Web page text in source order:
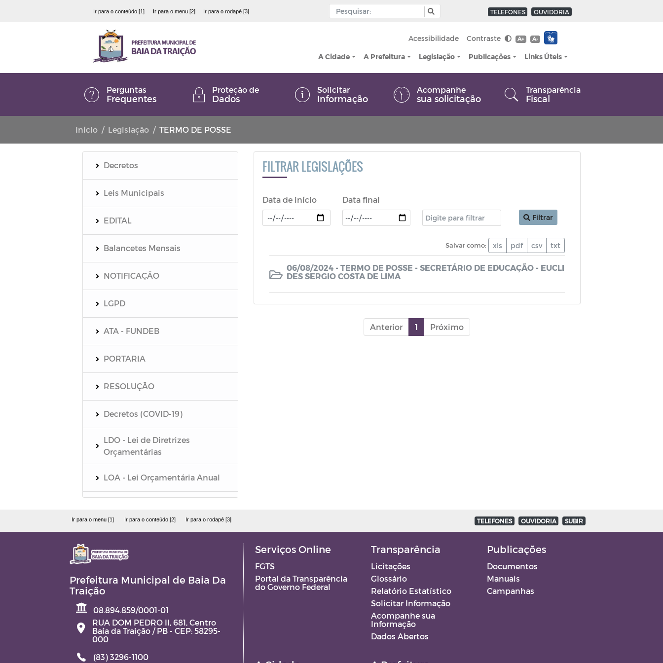
Ir para o conteúdo [1] Ir para o menu [2] Ir para o rodapé [3] TELEFONES OUVIDORIA
Acessibilidade Contraste A+ A-
A Cidade A Prefeitura Legislação Publicações Links Úteis
Perguntas
Frequentes
Proteção de
Dados
Solicitar
Informação
Acompanhe
sua solicitação
Transparência
Fiscal
Início Legislação TERMO DE POSSE
Decretos
Leis Municipais
EDITAL
Balancetes Mensais
NOTIFICAÇÃO
LGPD
ATA - FUNDEB
PORTARIA
RESOLUÇÃO
Decretos (COVID-19)
LDO - Lei de Diretrizes
Orçamentárias
LOA - Lei Orçamentária Anual
Relatório de Gestão Fiscal - RGF
Relatório Resumido da
Quadro Detalhado da Despesa -
QDD
PCA - Prestação de Contas
Anual
FILTRAR LEGISLAÇÕES
Data de início Data final
Filtrar
Salvar como: xls pdf csv txt
06/08/2024 - TERMO DE POSSE - SECRETÁRIO DE EDUCAÇÃO - EUCLI
DES SERGIO COSTA DE LIMA
Anterior 1 Próximo
Ir para o menu [1] Ir para o conteúdo [2] Ir para o rodapé [3] TELEFONES OUVIDORIA SUBIR
Prefeitura Municipal de Baia Da
Traição
08.894.859/0001-01
RUA DOM PEDRO II, 681, Centro
Baía da Traição / PB - CEP: 58295-
000
(83) 3296-1100
Serviços Online
FGTS
Portal da Transparência
do Governo Federal
Transparência
Licitações
Glossário
Relatório Estatístico
Solicitar Informação
Acompanhe sua
Informação
Dados Abertos
Publicações
Documentos
Manuais
Campanhas